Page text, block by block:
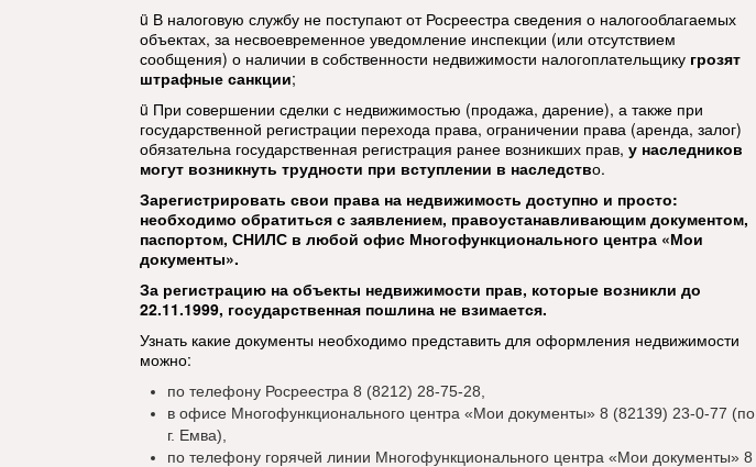
ü В налоговую службу не поступают от Росреестра сведения о налогооблагаемых
объектах, за несвоевременное уведомление инспекции (или отсутствием
сообщения) о наличии в собственности недвижимости налогоплательщику грозят
штрафные санкции;
ü При совершении сделки с недвижимостью (продажа, дарение), а также при
государственной регистрации перехода права, ограничении права (аренда, залог)
обязательна государственная регистрация ранее возникших прав, у наследников
могут возникнуть трудности при вступлении в наследство.
Зарегистрировать свои права на недвижимость доступно и просто:
необходимо обратиться с заявлением, правоустанавливающим документом,
паспортом, СНИЛС в любой офис Многофункционального центра «Мои
документы».
За регистрацию на объекты недвижимости прав, которые возникли до
22.11.1999, государственная пошлина не взимается.
Узнать какие документы необходимо представить для оформления недвижимости
можно:
по телефону Росреестра 8 (8212) 28-75-28,
в офисе Многофункционального центра «Мои документы» 8 (82139) 23-0-77 (по
г. Емва),
по телефону горячей линии Многофункционального центра «Мои документы» 8